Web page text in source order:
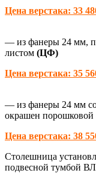
Цена верстака: 33
— из фанеры 24 мм,
листом (ЦФ)
Цена верстака: 35
— из фанеры 24 мм
окрашен порошковой
Цена верстака: 38
Столешница
подвесной тумбой